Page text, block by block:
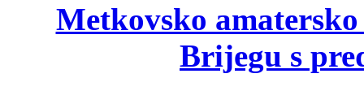
Metkovsko
Brijegu s